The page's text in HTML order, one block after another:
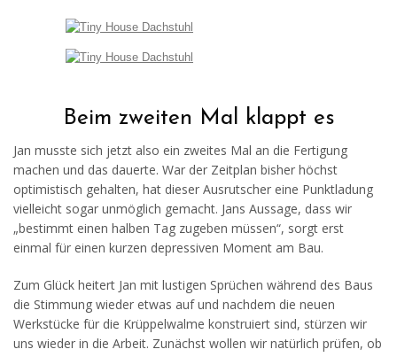
Beim zweiten Mal klappt es
Jan musste sich jetzt also ein zweites Mal an die Fertigung
machen und das dauerte. War der Zeitplan bisher höchst
optimistisch gehalten, hat dieser Ausrutscher eine Punktladung
vielleicht sogar unmöglich gemacht. Jans Aussage, dass wir
„bestimmt einen halben Tag zugeben müssen“, sorgt erst
einmal für einen kurzen depressiven Moment am Bau.
Zum Glück heitert Jan mit lustigen Sprüchen während des Baus
die Stimmung wieder etwas auf und nachdem die neuen
Werkstücke für die Krüppelwalme konstruiert sind, stürzen wir
uns wieder in die Arbeit. Zunächst wollen wir natürlich prüfen, ob